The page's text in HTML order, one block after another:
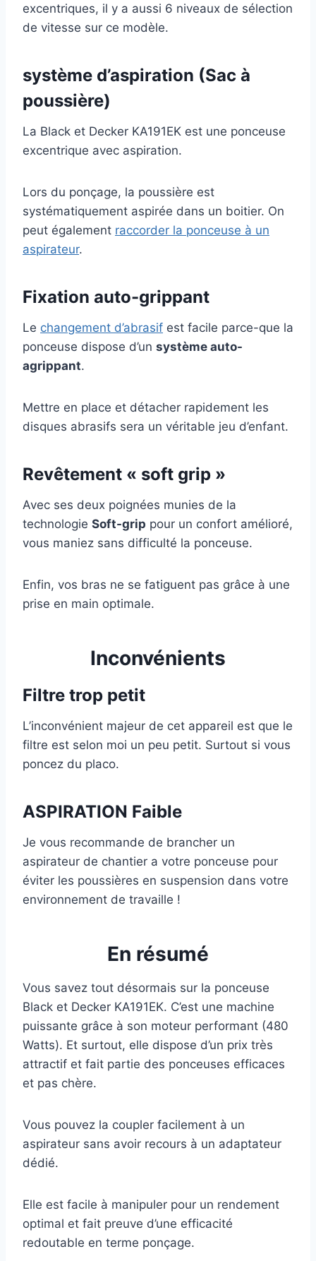
excentriques, il y a aussi 6 niveaux de sélection
de vitesse sur ce modèle.
système d’aspiration (Sac à
poussière)
La Black et Decker KA191EK est une ponceuse
excentrique avec aspiration.
Lors du ponçage, la poussière est
systématiquement aspirée dans un boitier. On
peut également raccorder la ponceuse à un
aspirateur.
Fixation auto-grippant
Le changement d’abrasif est facile parce-que la
ponceuse dispose d’un système auto-
agrippant.
Mettre en place et détacher rapidement les
disques abrasifs sera un véritable jeu d’enfant.
Revêtement « soft grip »
Avec ses deux poignées munies de la
technologie Soft-grip pour un confort amélioré,
vous maniez sans difficulté la ponceuse.
Enfin, vos bras ne se fatiguent pas grâce à une
prise en main optimale.
Inconvénients
Filtre trop petit
L’inconvénient majeur de cet appareil est que le
filtre est selon moi un peu petit. Surtout si vous
poncez du placo.
ASPIRATION Faible
Je vous recommande de brancher un
aspirateur de chantier a votre ponceuse pour
éviter les poussières en suspension dans votre
environnement de travaille !
En résumé
Vous savez tout désormais sur la ponceuse
Black et Decker KA191EK. C’est une machine
puissante grâce à son moteur performant (480
Watts). Et surtout, elle dispose d’un prix très
attractif et fait partie des ponceuses efficaces
et pas chère.
Vous pouvez la coupler facilement à un
aspirateur sans avoir recours à un adaptateur
dédié.
Elle est facile à manipuler pour un rendement
optimal et fait preuve d’une efficacité
redoutable en terme ponçage.